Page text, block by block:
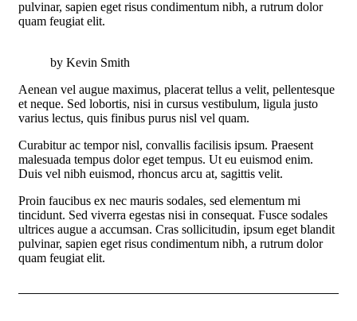
pulvinar, sapien eget risus condimentum nibh, a rutrum dolor
quam feugiat elit.
by Kevin Smith
Aenean vel augue maximus, placerat tellus a velit, pellentesque
et neque. Sed lobortis, nisi in cursus vestibulum, ligula justo
varius lectus, quis finibus purus nisl vel quam.
Curabitur ac tempor nisl, convallis facilisis ipsum. Praesent
malesuada tempus dolor eget tempus. Ut eu euismod enim.
Duis vel nibh euismod, rhoncus arcu at, sagittis velit.
Proin faucibus ex nec mauris sodales, sed elementum mi
tincidunt. Sed viverra egestas nisi in consequat. Fusce sodales
ultrices augue a accumsan. Cras sollicitudin, ipsum eget blandit
pulvinar, sapien eget risus condimentum nibh, a rutrum dolor
quam feugiat elit.